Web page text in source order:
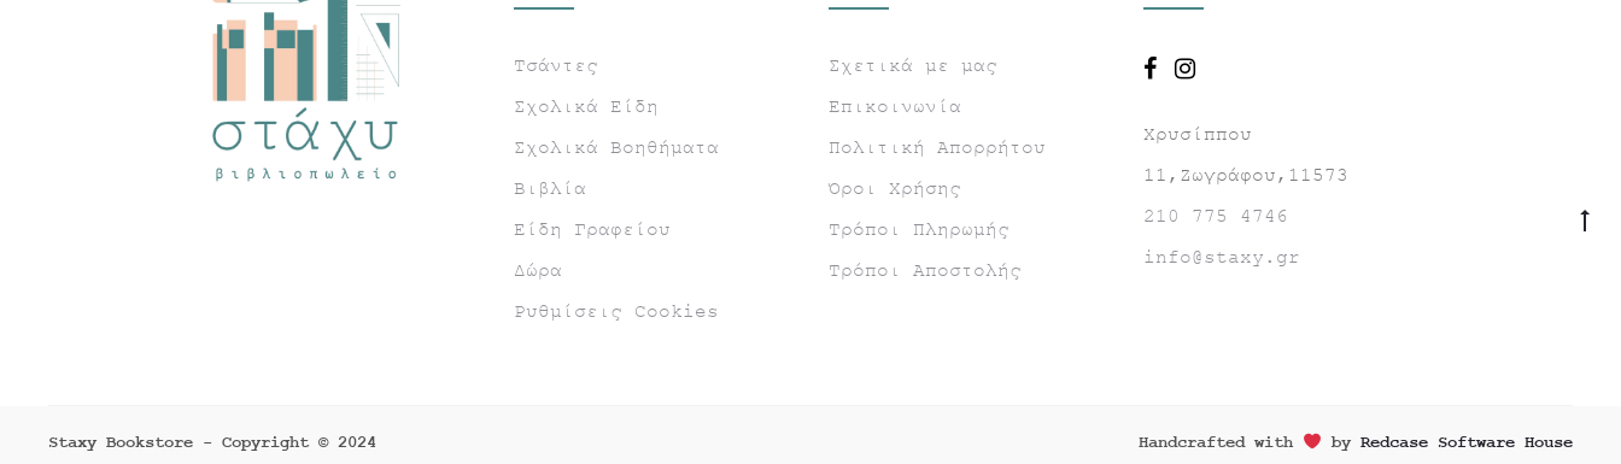
Τσάντες
Σχολικά Είδη
Σχολικά Βοηθήματα
Βιβλία
Είδη Γραφείου
Δώρα
Ρυθμίσεις Cookies
Σχετικά με μας
Επικοινωνία
Πολιτική Απορρήτου
Όροι Χρήσης
Τρόποι Πληρωμής
Τρόποι Αποστολής
Χρυσίππου
11,Ζωγράφου,11573
210 775 4746
info@staxy.gr
Staxy Bookstore - Copyright © 2024 Handcrafted with by Redcase Software House